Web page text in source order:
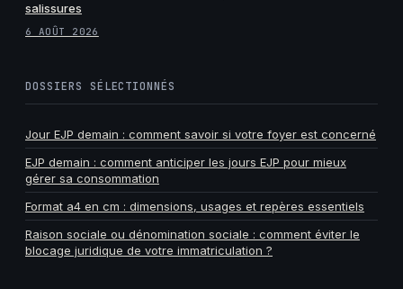
salissures
6 AOÛT 2026
DOSSIERS SÉLECTIONNÉS
Jour EJP demain : comment savoir si votre foyer est concerné
EJP demain : comment anticiper les jours EJP pour mieux
gérer sa consommation
Format a4 en cm : dimensions, usages et repères essentiels
Raison sociale ou dénomination sociale : comment éviter le
blocage juridique de votre immatriculation ?